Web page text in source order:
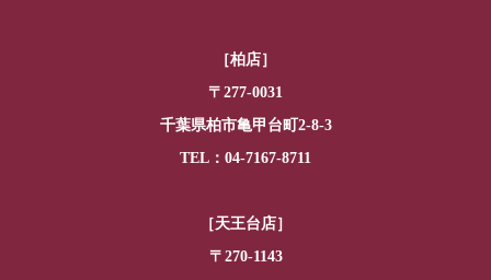
［柏店］
〒277-0031
千葉県柏市亀甲台町2-8-3
TEL：04-7167-8711
［天王台店］
〒270-1143